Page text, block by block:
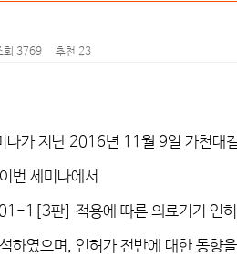
회 3769 추천 23
나가 지난 2016년 11 월 9일 가천대
번 세미나에서
1[3판 적용에 따른 의료기기 인
하였으며, 인허가 전반에 대한 동향